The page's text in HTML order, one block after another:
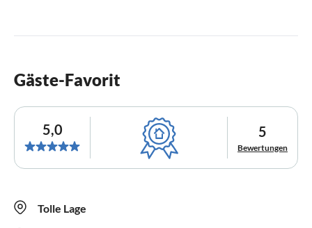
Gäste-Favorit
5,0 5
Bewertungen
Tolle Lage